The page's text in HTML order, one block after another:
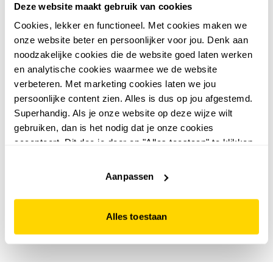
Deze website maakt gebruik van cookies
Cookies, lekker en functioneel. Met cookies maken we
onze website beter en persoonlijker voor jou. Denk aan
noodzakelijke cookies die de website goed laten werken
en analytische cookies waarmee we de website
verbeteren. Met marketing cookies laten we jou
persoonlijke content zien. Alles is dus op jou afgestemd.
Superhandig. Als je onze website op deze wijze wilt
gebruiken, dan is het nodig dat je onze cookies
accepteert. Dit doe je door op "Alles toestaan" te klikken.
website niet optimaal functioneert.
Aanpassen
Alles toestaan